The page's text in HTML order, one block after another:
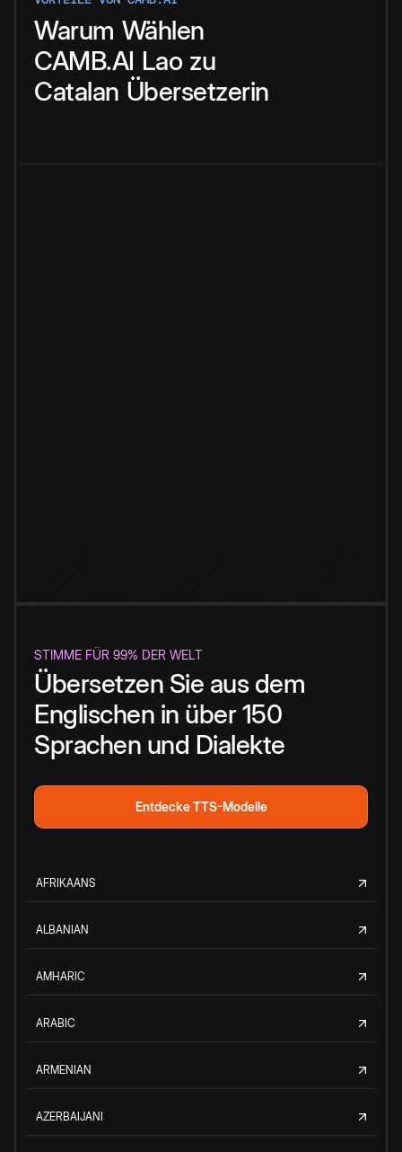
Warum Wählen
CAMB.AI Lao zu
Catalan Übersetzerin
STIMME FÜR 99% DER WELT
Übersetzen Sie aus dem
Englischen in über 150
Sprachen und Dialekte
Entdecke TTS-Modelle
AFRIKAANS
ALBANIAN
AMHARIC
ARABIC
ARMENIAN
AZERBAIJANI